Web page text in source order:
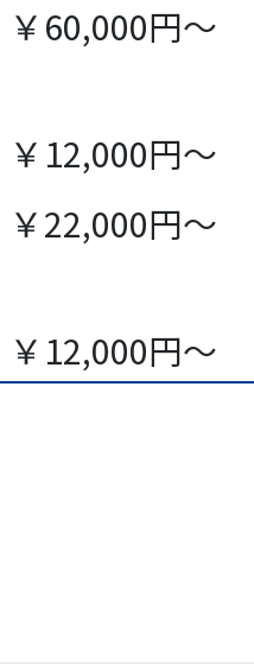
￥60,000円～
￥12,000円～
￥22,000円～
￥12,000円～